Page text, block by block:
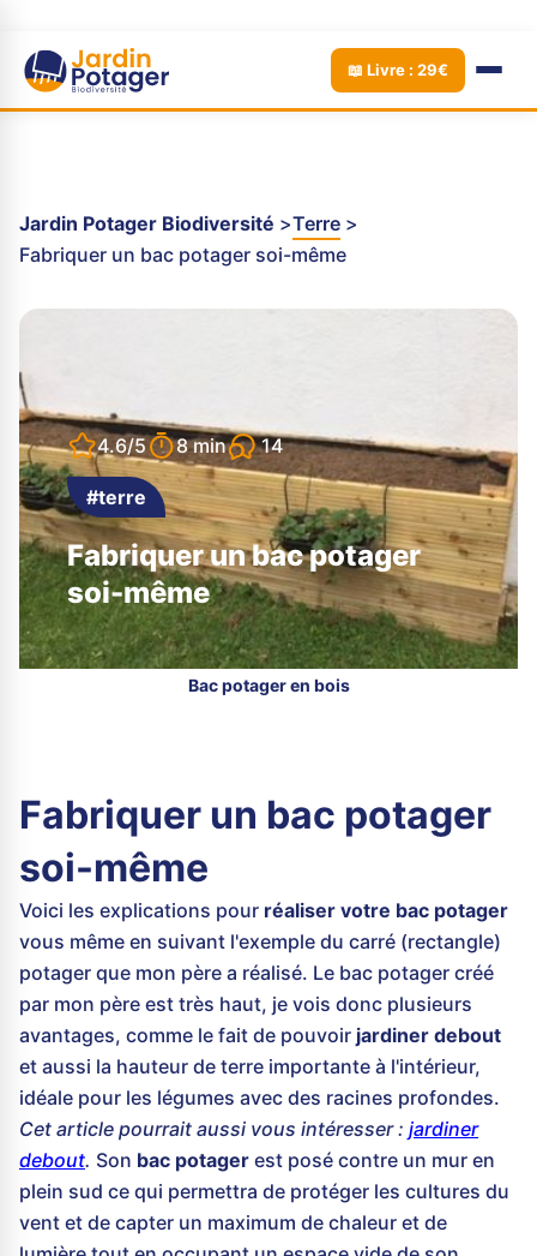
📖 Livre : 29€
Jardin Potager Biodiversité
Terre
Fabriquer un bac potager soi-même
4.6/5 8 min 14
#terre
Fabriquer un bac potager
soi-même
Bac potager en bois
Fabriquer un bac potager
soi-même
Voici les explications pour réaliser votre bac potager
vous même en suivant l'exemple du carré (rectangle)
potager que mon père a réalisé. Le bac potager créé
par mon père est très haut, je vois donc plusieurs
avantages, comme le fait de pouvoir jardiner debout
et aussi la hauteur de terre importante à l'intérieur,
idéale pour les légumes avec des racines profondes.
Cet article pourrait aussi vous intéresser : jardiner
debout. Son bac potager est posé contre un mur en
plein sud ce qui permettra de protéger les cultures du
vent et de capter un maximum de chaleur et de